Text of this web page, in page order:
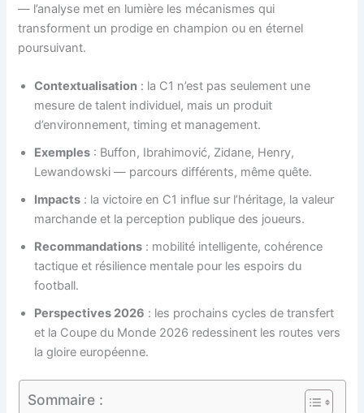
— l’analyse met en lumière les mécanismes qui
transforment un prodige en champion ou en éternel
poursuivant.
Contextualisation : la C1 n’est pas seulement une
mesure de talent individuel, mais un produit
d’environnement, timing et management.
Exemples : Buffon, Ibrahimović, Zidane, Henry,
Lewandowski — parcours différents, même quête.
Impacts : la victoire en C1 influe sur l’héritage, la valeur
marchande et la perception publique des joueurs.
Recommandations : mobilité intelligente, cohérence
tactique et résilience mentale pour les espoirs du
football.
Perspectives 2026 : les prochains cycles de transfert
et la Coupe du Monde 2026 redessinent les routes vers
la gloire européenne.
Sommaire :